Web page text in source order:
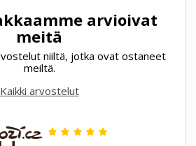
arvioivat
meitä
niiltä, jotka ovat ostaneet
meiltä.
Kaikki arvostelut